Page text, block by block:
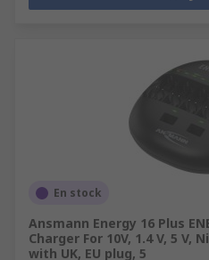
En stock
Ansmann Energy 16 Plus
Charger For 10V, 1.4 V, 5 V,
with UK, EU plug, 5